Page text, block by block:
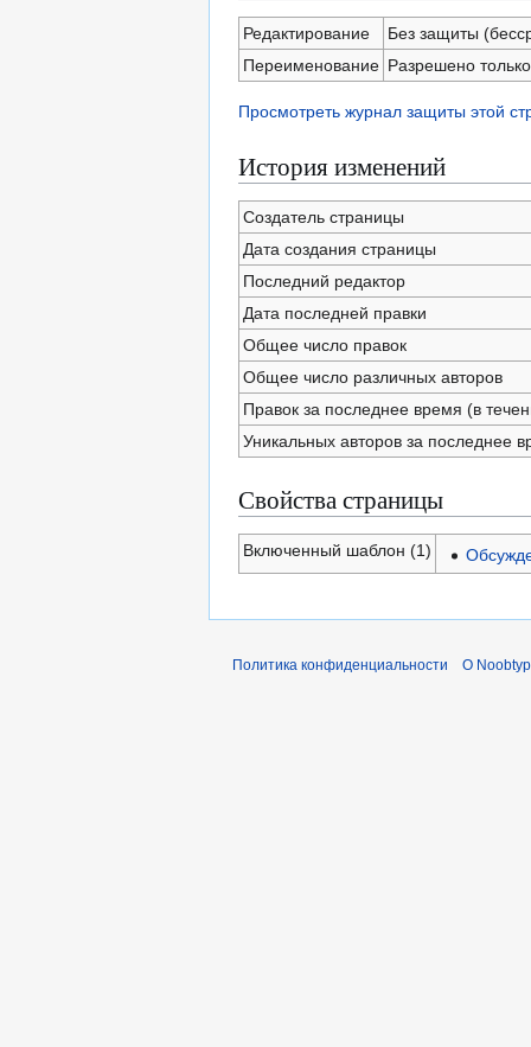
Редактирование
Без защиты
Переименование Разрешено
Просмотреть журнал защиты этой
История изменений
Создатель страницы
Дата создания страницы
Последний редактор
Дата последней правки
Общее число правок
Общее число различных авторов
Правок за последнее время (в
Уникальных авторов за последнее
Свойства страницы
Включенный шаблон (1)
Политика конфиденциальности О